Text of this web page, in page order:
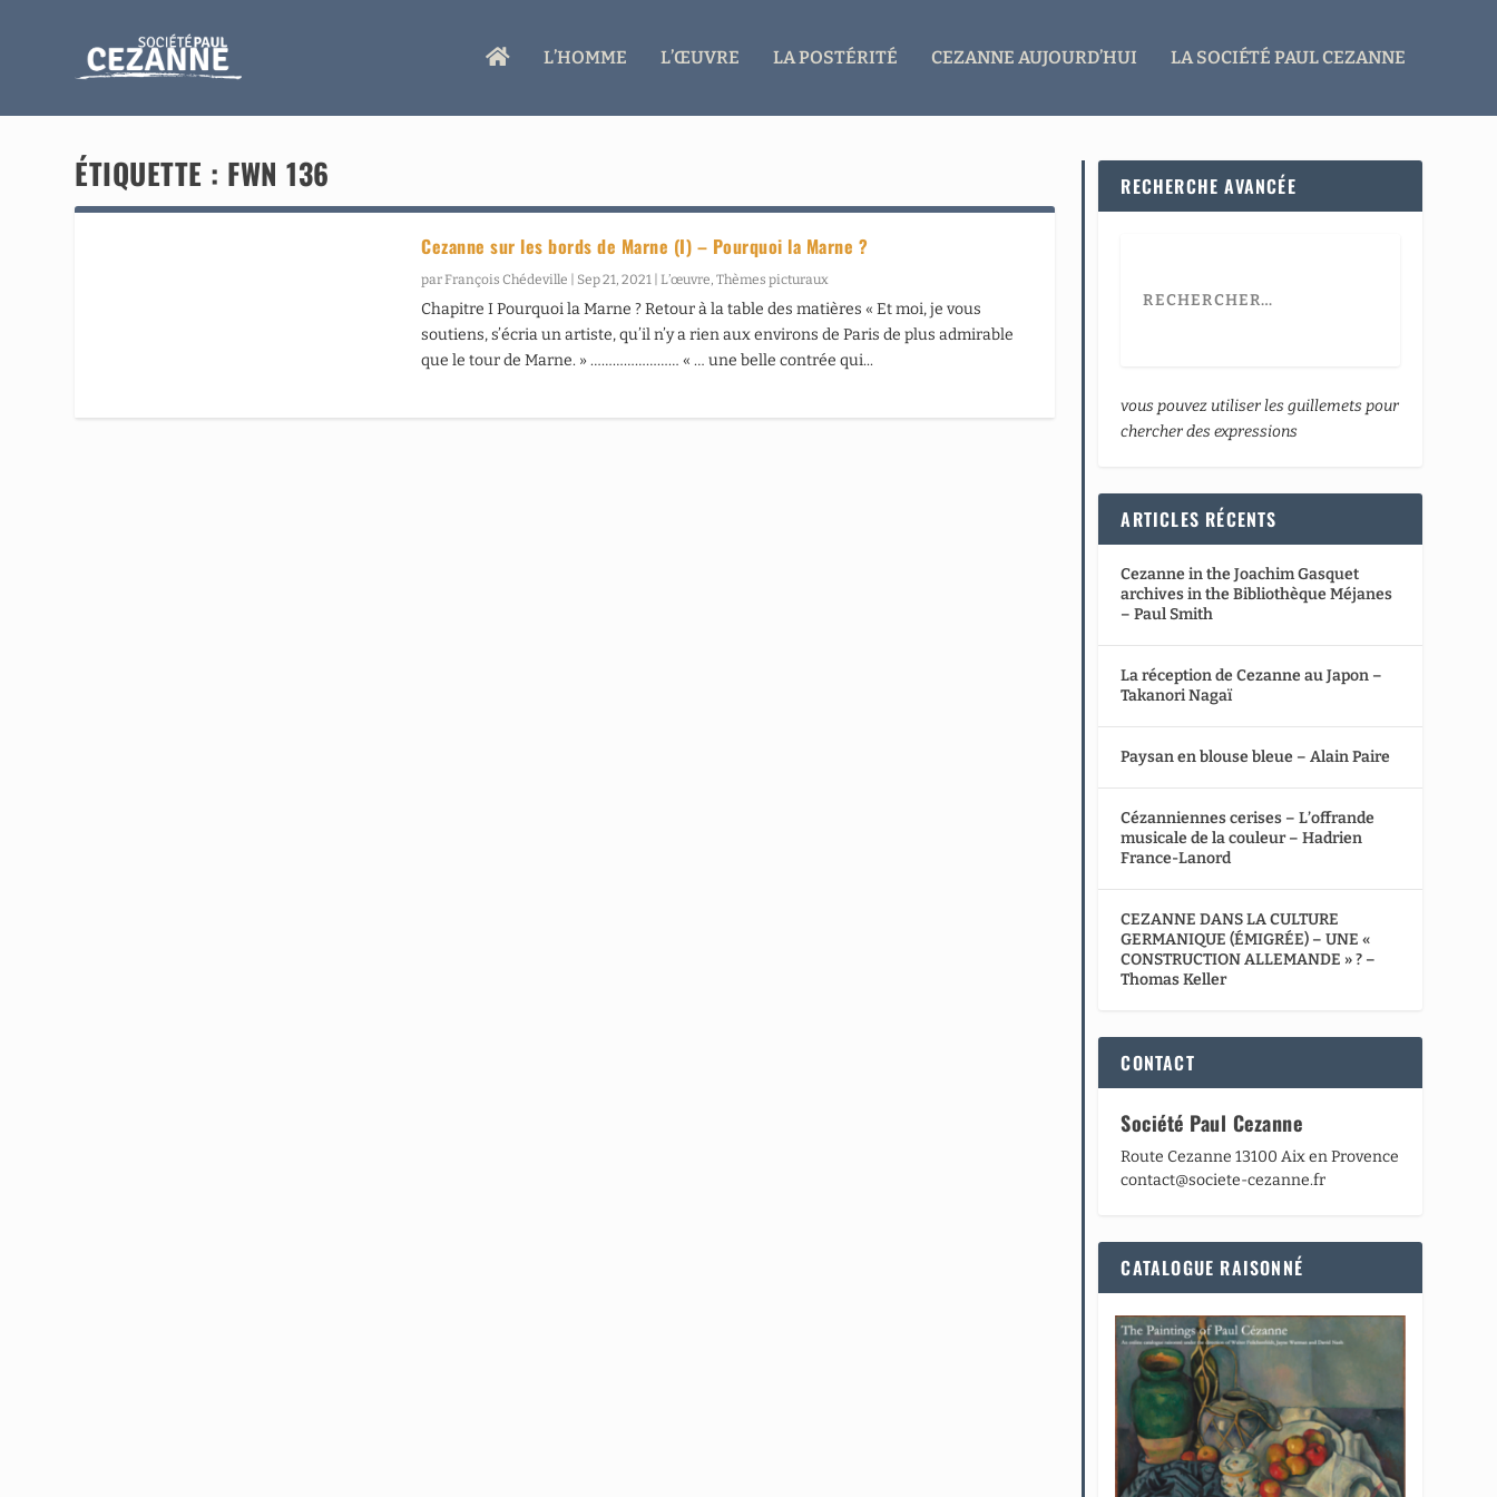
A
L’HOMME L’ŒUVRE LA POSTÉRITÉ CEZANNE AUJOURD’HUI LA SOCIÉTÉ PAUL CEZANNE
ÉTIQUETTE : FWN 136
Cezanne sur les bords de Marne (I) – Pourquoi la Marne ?
parFrançois Chédeville Sep 21, 2021 |L’œuvre,Thèmes picturaux
Chapitre I Pourquoi la Marne ? Retour à la table des matières « Et moi, je vous
soutiens, s’écria un artiste, qu’il n’y a rien aux environs de Paris de plus admirable
que le tour de Marne. » …………………… « … une belle contrée qui...
RECHERCHE AVANCÉE
vous pouvez utiliser les guillemets pour
chercher des expressions
ARTICLES RÉCENTS
Cezanne in the Joachim Gasquet
archives in the Bibliothèque Méjanes
– Paul Smith
La réception de Cezanne au Japon –
Takanori Nagaï
Paysan en blouse bleue – Alain Paire
Cézanniennes cerises – L’offrande
musicale de la couleur – Hadrien
France-Lanord
CEZANNE DANS LA CULTURE
GERMANIQUE (ÉMIGRÉE) – UNE «
CONSTRUCTION ALLEMANDE » ? –
Thomas Keller
CONTACT
Société Paul Cezanne
Route Cezanne 13100 Aix en Provence
contact@societe-cezanne.fr
CATALOGUE RAISONNÉ